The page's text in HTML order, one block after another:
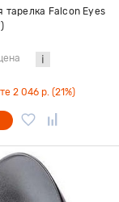
тарелка Falcon Eyes
2 046 р. (21%)